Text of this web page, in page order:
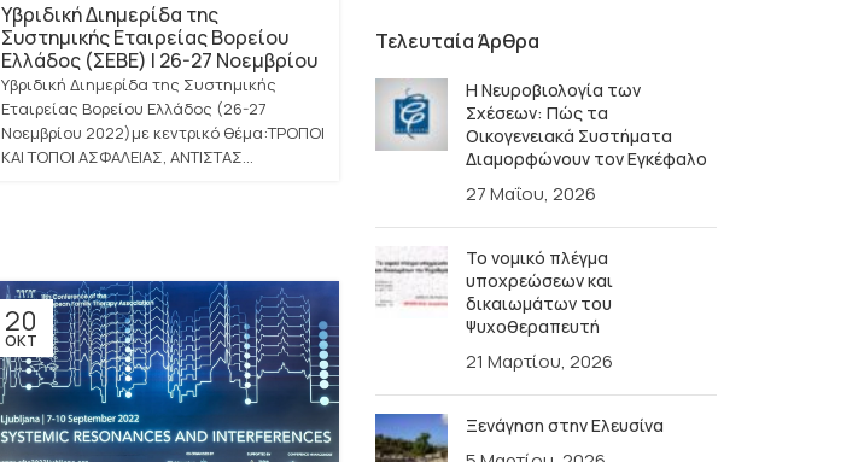
Υβριδική Διημερίδα της
Συστημικής Εταιρείας Βορείου
Ελλάδος (ΣΕΒΕ) | 26-27 Νοεμβρίου
Υβριδική Διημερίδα της Συστημικής
Εταιρείας Βορείου Ελλάδος (26-27
Νοεμβρίου 2022)με κεντρικό θέμα:ΤΡΟΠΟΙ
ΚΑΙ ΤΟΠΟΙ ΑΣΦΑΛΕΙΑΣ, ΑΝΤΙΣΤΑΣ...
20
ΟΚΤ
Τελευταία Άρθρα
Η Νευροβιολογία των
Σχέσεων: Πώς τα
Οικογενειακά Συστήματα
Διαμορφώνουν τον Εγκέφαλο
27 Μαΐου, 2026
Το νομικό πλέγμα
υποχρεώσεων και
δικαιωμάτων του
Ψυχοθεραπευτή
21 Μαρτίου, 2026
Ξενάγηση στην Ελευσίνα